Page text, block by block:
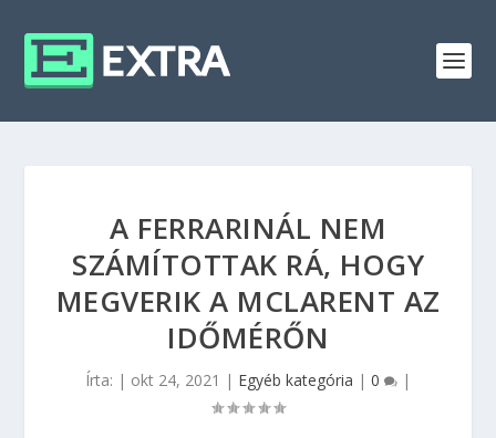
A FERRARINÁL NEM
SZÁMÍTOTTAK RÁ, HOGY
MEGVERIK A MCLARENT AZ
IDŐMÉRŐN
Írta: | okt 24, 2021 | Egyéb kategória | 0 |